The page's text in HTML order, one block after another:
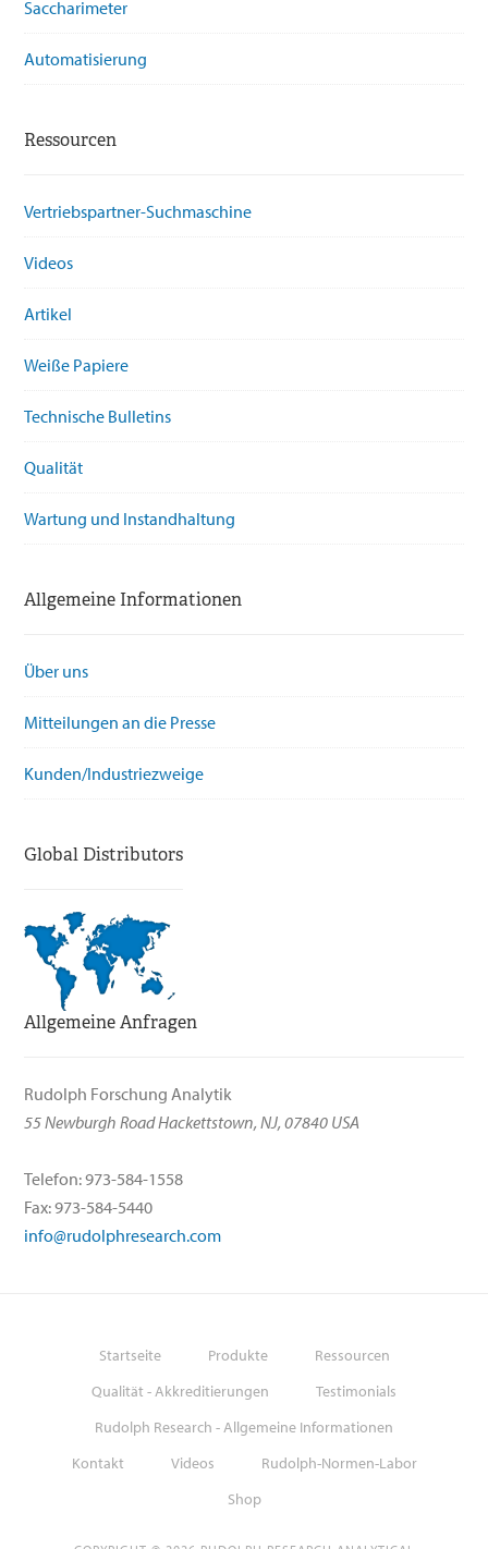
Saccharimeter
Automatisierung
Ressourcen
Vertriebspartner-Suchmaschine
Videos
Artikel
Weiße Papiere
Technische Bulletins
Qualität
Wartung und Instandhaltung
Allgemeine Informationen
Über uns
Mitteilungen an die Presse
Kunden/Industriezweige
Global Distributors
Allgemeine Anfragen
Rudolph Forschung Analytik
55 Newburgh Road Hackettstown, NJ, 07840 USA
Telefon: 973-584-1558
Fax: 973-584-5440
info@rudolphresearch.com
Startseite Produkte
Ressourcen
Qualität - Akkreditierungen
Testimonials
Rudolph Research - Allgemeine Informationen
Kontakt
Videos
Rudolph-Normen-Labor
Shop